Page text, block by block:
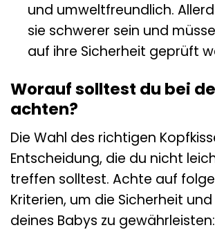
und umweltfreundlich.
sie schwerer sein und
auf ihre Sicherheit geprüft
Worauf solltest du bei
achten?
Die Wahl des richtigen
Entscheidung, die du nicht
treffen solltest. Achte auf
Kriterien, um die Sicherheit
deines Babys zu gewährleisten: